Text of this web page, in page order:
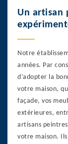
Un artisan
Notre
années. Par
d’adopter la
votre maison,
façade, vos
extérieures,
artisans
votre maison.